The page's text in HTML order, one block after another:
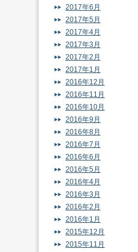
2017年6月
2017年5月
2017年4月
2017年3月
2017年2月
2017年1月
2016年12月
2016年11月
2016年10月
2016年9月
2016年8月
2016年7月
2016年6月
2016年5月
2016年4月
2016年3月
2016年2月
2016年1月
2015年12月
2015年11月